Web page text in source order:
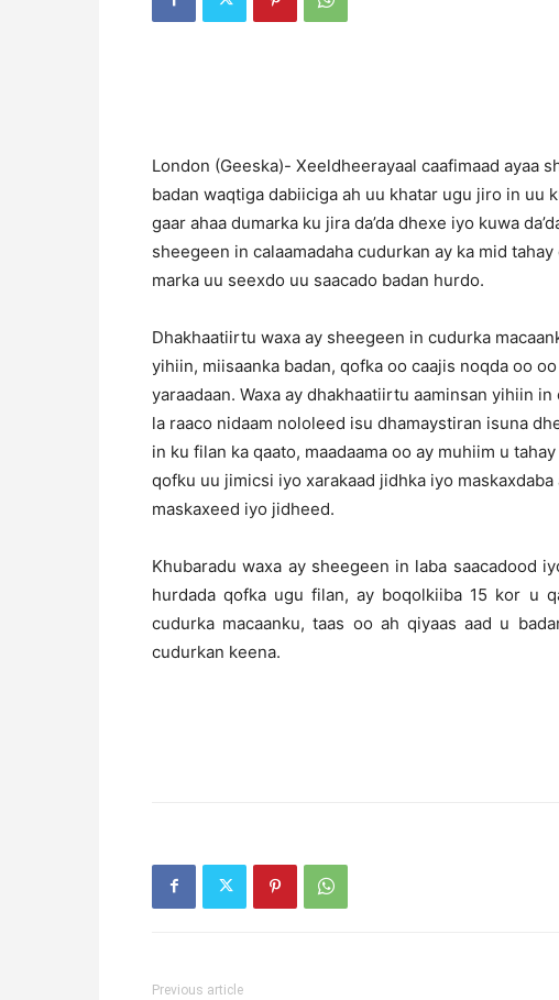
London (Geeska)- Xeeldheerayaal caafimaad ayaa
badan waqtiga dabiiciga ah uu khatar ugu jiro in uu
gaar ahaa dumarka ku jira da’da dhexe iyo kuwa
sheegeen in calaamadaha cudurkan ay ka mid
marka uu seexdo uu saacado badan hurdo.
Dhakhaatiirtu waxa ay sheegeen in cudurka
yihiin, miisaanka badan, qofka oo caajis noqda oo
yaraadaan. Waxa ay dhakhaatiirtu aaminsan yihiin
la raaco nidaam nololeed isu dhamaystiran isuna
in ku filan ka qaato, maadaama oo ay muhiim u
qofku uu jimicsi iyo xarakaad jidhka iyo
maskaxeed iyo jidheed.
Khubaradu waxa ay sheegeen in laba saacadood
hurdada qofka ugu filan, ay boqolkiiba 15 kor u
cudurka macaanku, taas oo ah qiyaas aad u
cudurkan keena.
Previous article